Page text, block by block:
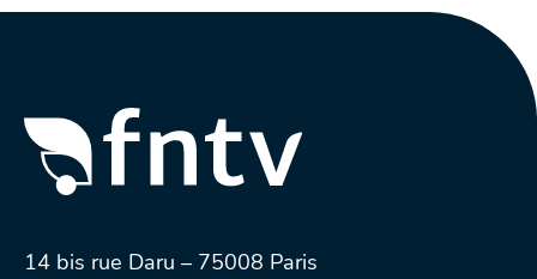
14 bis rue Daru – 75008 Paris